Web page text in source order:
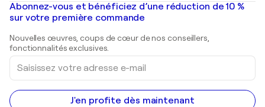
Shepard Fairey
Peintures de paysage
Estampes
Peintures acryliques
Galeries d'art en France
Galeries d'art en Belgique
Abonnez-vous et bénéficiez d’une réduction de 10 %
sur votre première commande
Nouvelles œuvres, coups de cœur de nos conseillers,
fonctionnalités exclusives.
Saisissez
votre
adresse
e-
mail
J'en profite dès maintenant